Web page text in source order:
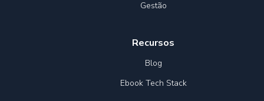
Gestão
Recursos
Blog
Ebook Tech Stack